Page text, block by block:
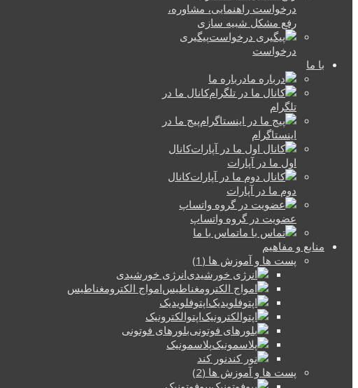
درخواست راهنمایی، مشاوره،
رفع مشکل شبیه سازی
پیگیری
درخواست
با ما
درباره ما
کانال ما در
تلگرام
پیج ما در
اینستاگرام
کانال
اول ما در آپارات
کانال
دوم ما در آپارات
عضویت در گروه واتساپ
تماس با ما
منابع و مفاهیم
پست ها و آموزش ها (1)
انرژی خورشیدی
امواج الکترومغناطیس
اپتوفلویدیک
اپتوالکترونیک
بلورهای فوتونی
پلاسمونیک
نور کند
پست ها و آموزش ها (2)